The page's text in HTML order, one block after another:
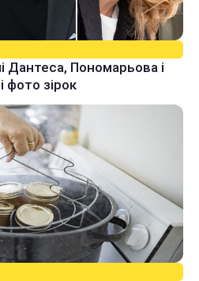
Дантеса, Пономарьова і
фото зірок